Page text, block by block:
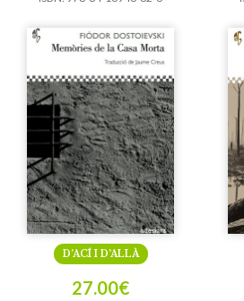
D’ACÍ I D’ALLÀ
27.00€